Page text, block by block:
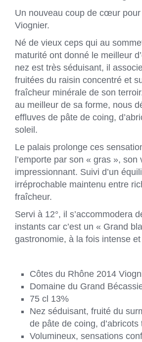
Un nouveau coup de cœur
Viognier.
Né de vieux ceps qui au
maturité ont donné le meilleur
nez est très séduisant, il
fruitées du raisin concentré et
fraîcheur minérale de son
au meilleur de sa forme, nous
effluves de pâte de coing,
soleil.
Le palais prolonge ces
l’emporte par son « gras », son
impressionnant. Suivi d’un
irréprochable maintenu entre
fraîcheur.
Servi à 12°, il s’accommodera
instants car c’est un « Grand
gastronomie, à la fois intense
Côtes du Rhône 2014
Domaine du Grand
75 cl 13%
Nez séduisant, fruité du
de pâte de coing, d’abricots
Volumineux, sensations